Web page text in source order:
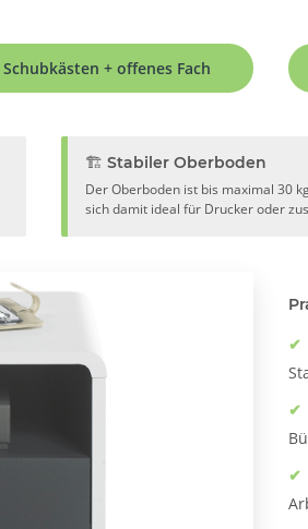
Schubkästen + offenes Fach
🏗️ Stabiler Oberboden
Der Oberboden ist bis maximal 30
sich damit ideal für Drucker oder
✔
✔
✔